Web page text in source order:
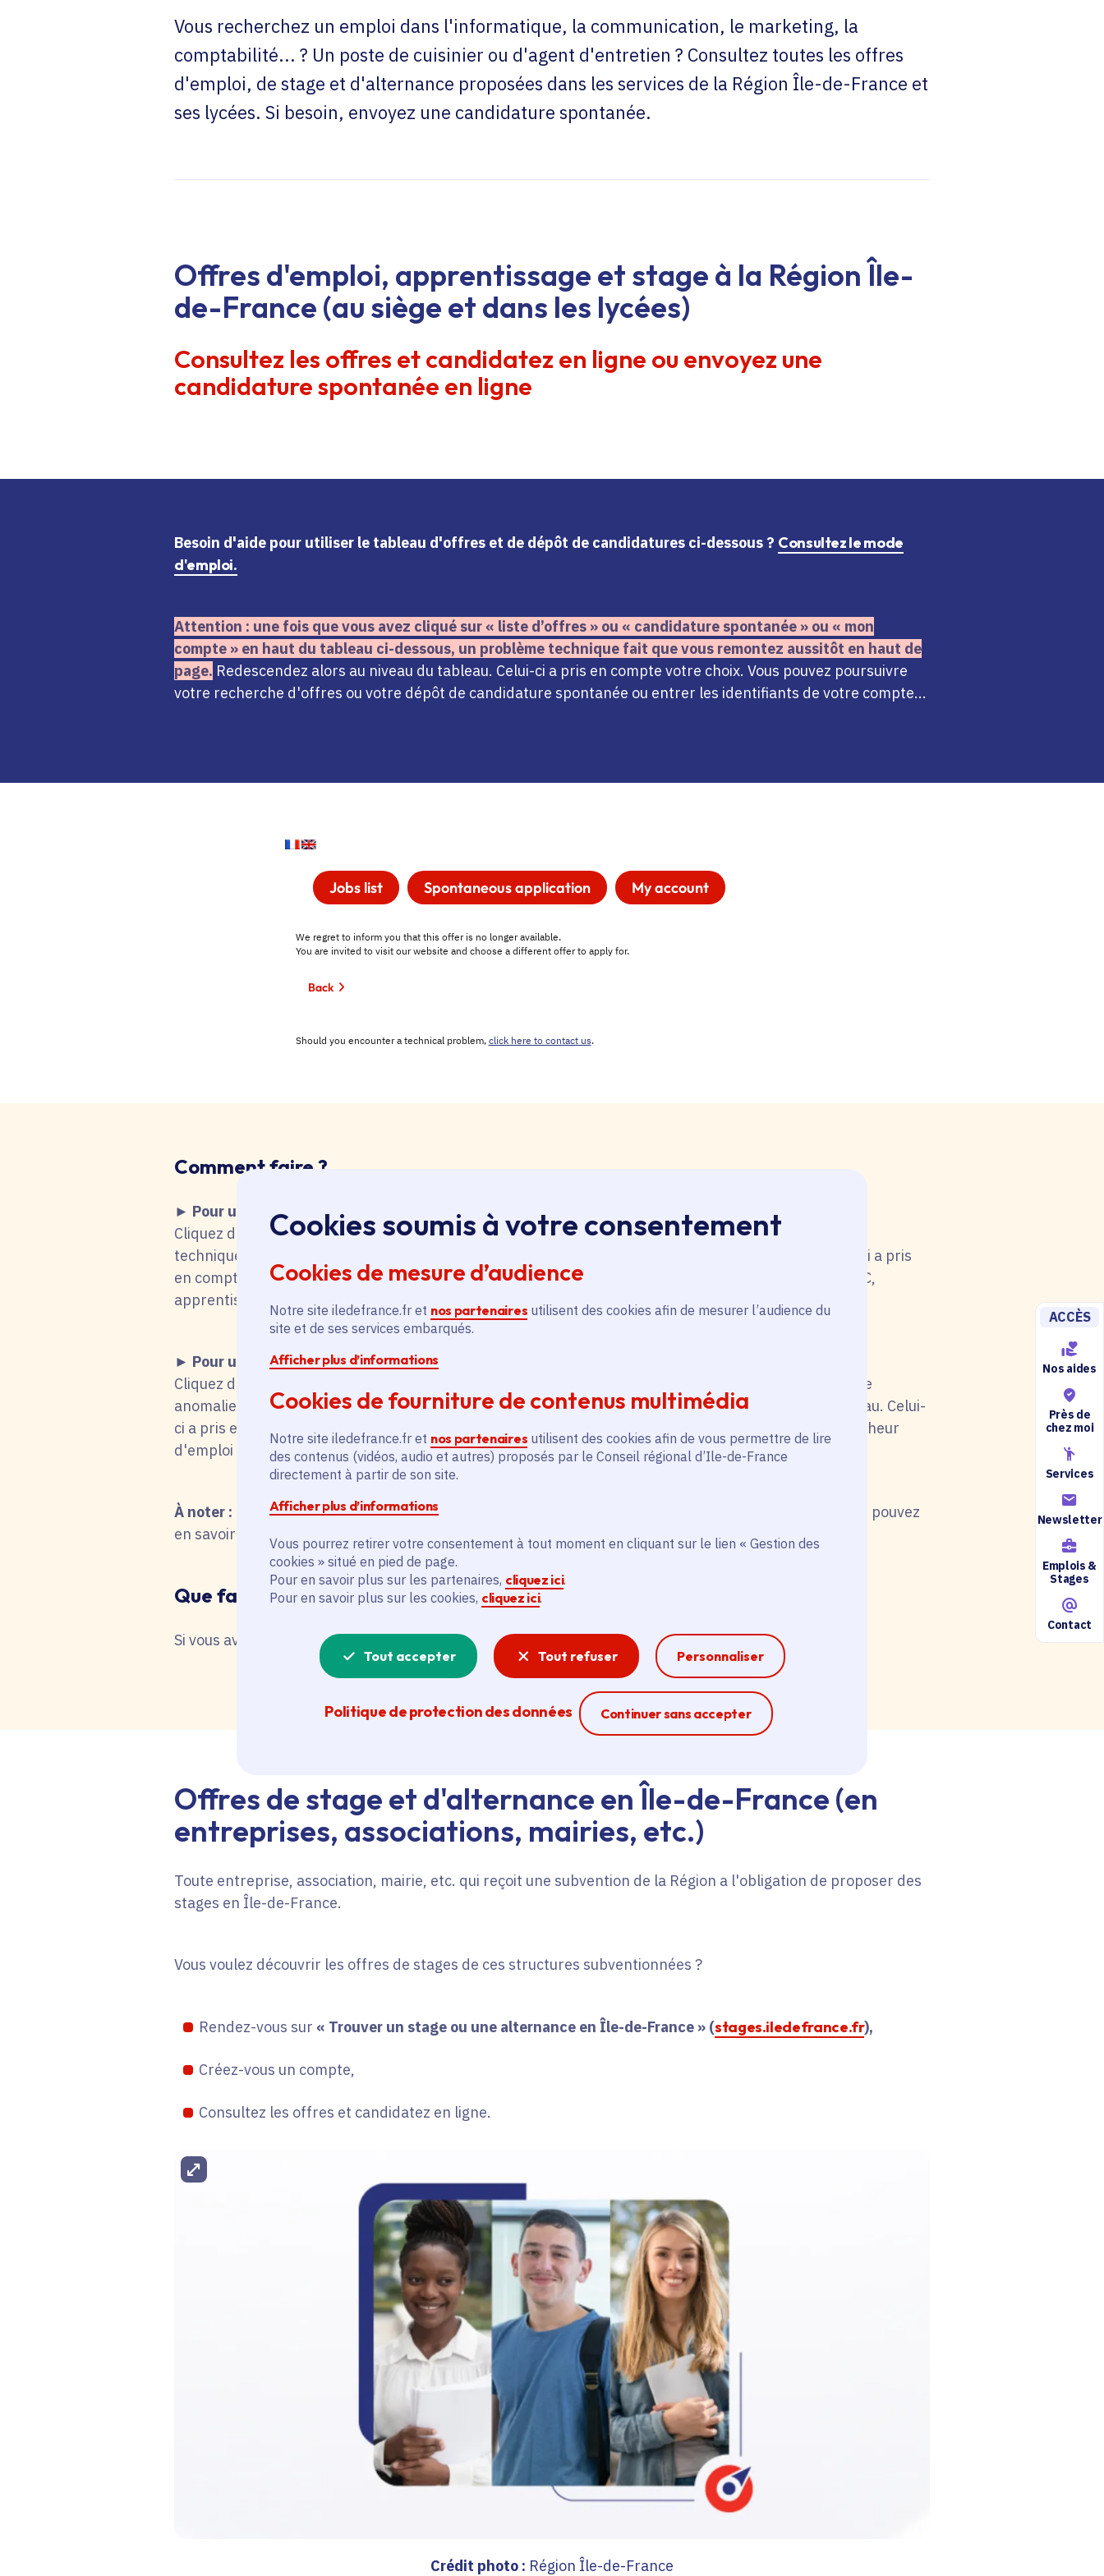
Cookies soumis à votre consentement
Cookies de mesure d’audience
Notre site iledefrance.fr et nos partenaires utilisent des cookies afin de mesurer l’audience du
site et de ses services embarqués.
Afficher plus d’informations
Cookies de fourniture de contenus multimédia
Notre site iledefrance.fr et nos partenaires utilisent des cookies afin de vous permettre de lire
des contenus (vidéos, audio et autres) proposés par le Conseil régional d’Ile-de-France
directement à partir de son site.
Afficher plus d’informations
Vous pourrez retirer votre consentement à tout moment en cliquant sur le lien « Gestion des
cookies » situé en pied de page.
Pour en savoir plus sur les partenaires, cliquez ici.
Pour en savoir plus sur les cookies, cliquez ici.
Tout accepter Tout refuser Personnaliser
Politique de protection des données Continuer sans accepter
Ferme la modale
ACCÈS
Nos aides
Près de
chez moi
Services
Newsletter
Emplois &
Stages
Contact
Vous recherchez un emploi dans l'informatique, la communication, le marketing, la
comptabilité... ? Un poste de cuisinier ou d'agent d'entretien ? Consultez toutes les offres
d'emploi, de stage et d'alternance proposées dans les services de la Région Île-de-France et
ses lycées. Si besoin, envoyez une candidature spontanée.
Offres d'emploi, apprentissage et stage à la Région Île-
de-France (au siège et dans les lycées)
Consultez les offres et candidatez en ligne ou envoyez une
candidature spontanée en ligne
Besoin d'aide pour utiliser le tableau d'offres et de dépôt de candidatures ci-dessous ? Consultez le mode
d'emploi.
Attention : une fois que vous avez cliqué sur « liste d’offres » ou « candidature spontanée » ou « mon
compte » en haut du tableau ci-dessous, un problème technique fait que vous remontez aussitôt en haut de
page. Redescendez alors au niveau du tableau. Celui-ci a pris en compte votre choix. Vous pouvez poursuivre
votre recherche d'offres ou votre dépôt de candidature spontanée ou entrer les identifiants de votre compte...
Comment faire ?
► Pour une recherche d'emploi, apprentissage, stage
Cliquez dans le tableau ci-dessus sur le bouton « Liste d'offres » pour qu'il soit en rouge. Une anomalie
technique fait que vous remontez aussitôt en haut de page. Redescendez au niveau du tableau. Celui-ci a pris
en compte votre choix. Vous pouvez alors faire une recherche par catégorie (emploi de catégorie A/B/C,
apprentissage, stage), mot-clé, filière et département (75, 77, 78, 91, 92, 93, 94, 95).
► Pour une candidature spontanée
Cliquez dans le tableau ci-dessus sur le bouton « Candidature spontanée » pour qu'il soit en rouge. Une
anomalie technique fait que vous remontez aussitôt en haut de page. Redescendez au niveau du tableau. Celui-
ci a pris en compte votre choix. Vous pouvez alors sélectionner siège ou lycées et votre situation (chercheur
d'emploi titulaire de la fonction publique ou non, apprenti, stagiaire) et candidatez.
À noter :
pour une recherche d'emploi au siège de la Région ou dans les lycées, avant de postuler, vous pouvez
en savoir plus en interrogeant nos agents Ambassadeurs.
Plus d'infos.
Que faire en cas de problème technique ?
Si vous avez besoin d'une assistance technique, écrivez-nous en utilisantle formulaire accessible ici.
Offres de stage et d'alternance en Île-de-France (en
entreprises, associations, mairies, etc.)
Toute entreprise, association, mairie, etc. qui reçoit une subvention de la Région a l'obligation de proposer des
stages en Île-de-France.
Vous voulez découvrir les offres de stages de ces structures subventionnées ?
Rendez-vous sur « Trouver un stage ou une alternance en Île-de-France » (stages.iledefrance.fr),
Créez-vous un compte,
Consultez les offres et candidatez en ligne.
Agrandir l'image
Crédit photo : Région Île-de-France